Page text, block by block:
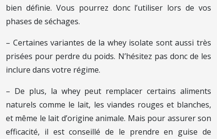
bien définie. Vous pourrez donc l’utiliser lors de vos
phases de séchages.
– Certaines variantes de la whey isolate sont aussi très
prisées pour perdre du poids. N’hésitez pas donc de les
inclure dans votre régime.
– De plus, la whey peut remplacer certains aliments
naturels comme le lait, les viandes rouges et blanches,
et même le lait d’origine animale. Mais pour assurer son
efficacité, il est conseillé de le prendre en guise de